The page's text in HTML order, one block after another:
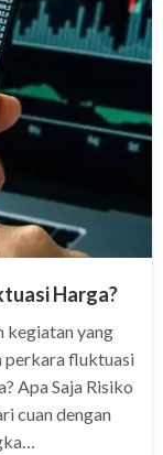
Harga?
kegiatan yang
perkara fluktuasi
Apa Saja Risiko
cuan dengan